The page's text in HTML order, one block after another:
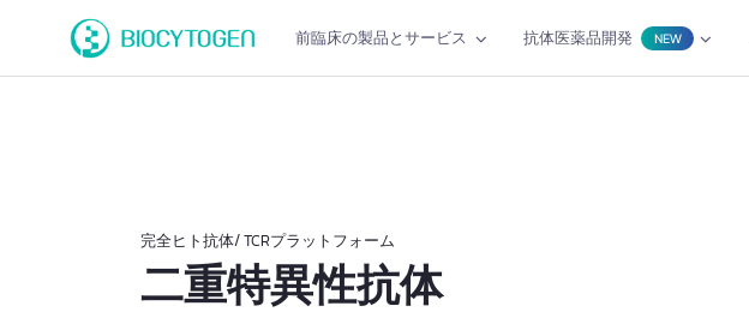
前臨床の製品とサービス 抗体医薬品開発 NEW
完全ヒト抗体/ TCRプラットフォーム
二重特異性抗体